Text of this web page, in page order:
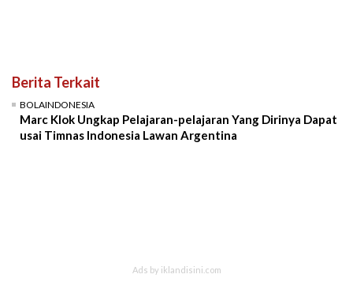
Berita Terkait
BOLAINDONESIA
Marc Klok Ungkap Pelajaran-pelajaran Yang Dirinya Dapat
usai Timnas Indonesia Lawan Argentina